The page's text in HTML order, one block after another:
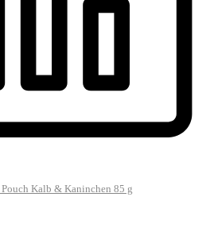
Pouch Kalb & Kaninchen 85 g